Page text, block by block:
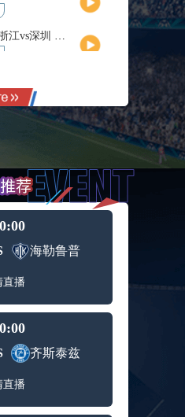
全场录像回放
全场录像回放
国男篮 全场录像
宁全运男篮 全场录像
川女篮 全场录像回放
篮 全场录像回放
男篮 全场录像回放
海勒鲁普
直播
齐斯泰兹
直播